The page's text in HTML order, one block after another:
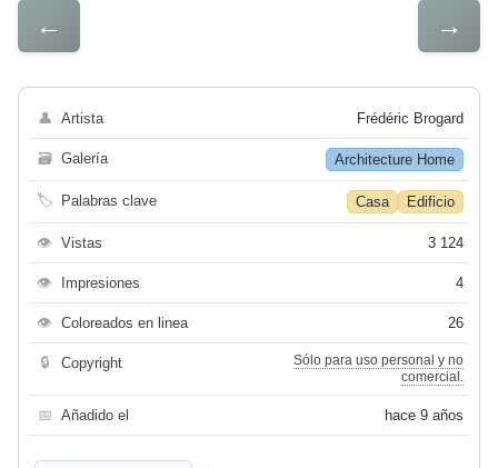
← →
👤 Artista Frédéric Brogard
🗃 Galería Architecture Home
🏷 Palabras clave Casa Edificio
👁 Vistas 3 124
👁 Impresiones 4
👁 Coloreados en linea 26
🔒 Copyright
Sólo para uso personal y no
comercial.
📅 Añadido el hace 9 años